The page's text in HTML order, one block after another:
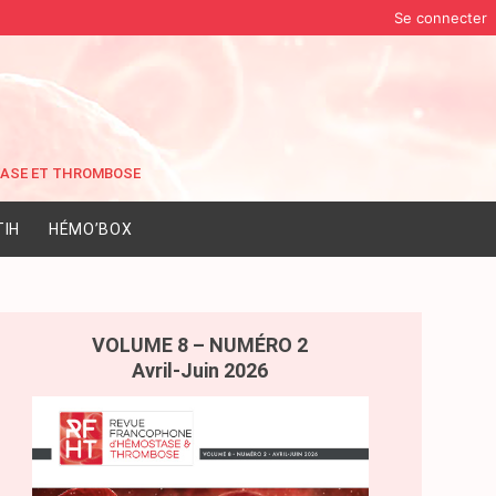
Se connecter
HÉMO’BOX
VOLUME 8 – NUMÉRO 2
Avril-Juin 2026